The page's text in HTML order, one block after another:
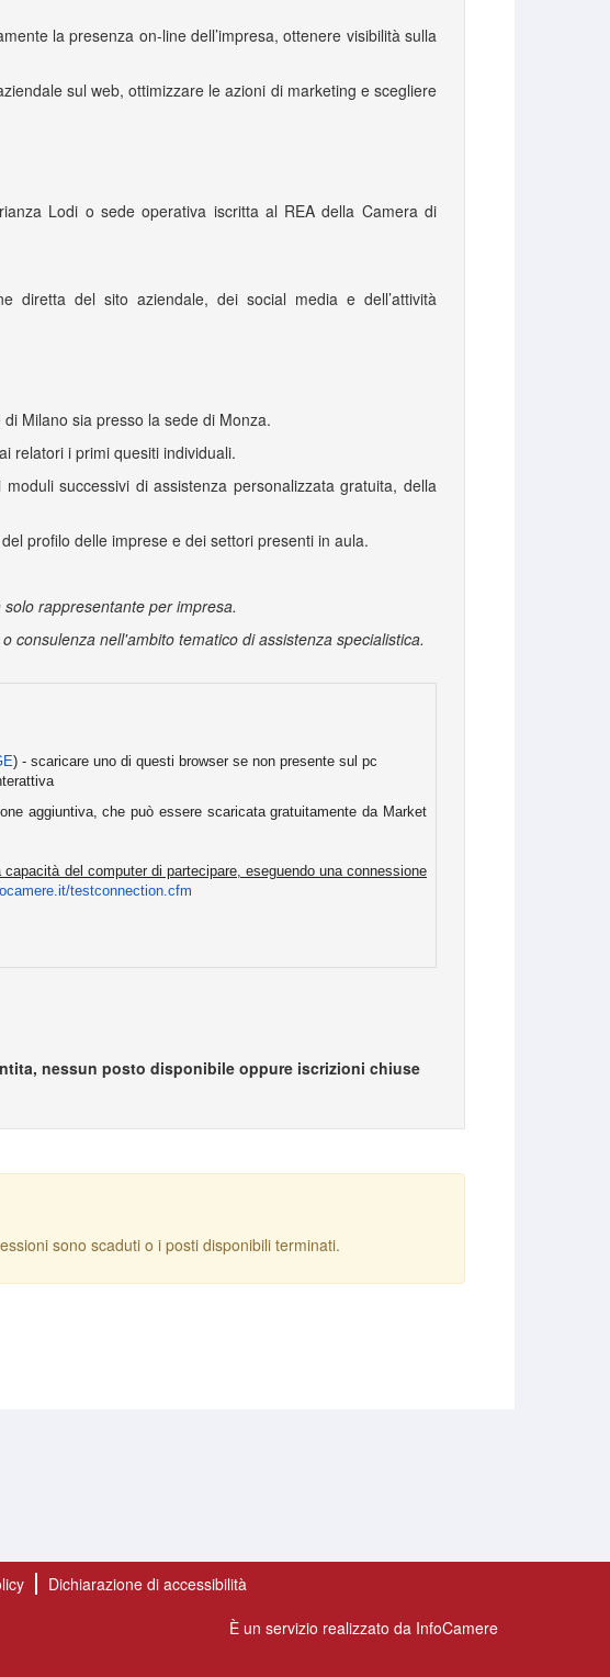
la presenza on-line dell’impresa, ottenere visibilità sulla
sul web, ottimizzare le azioni di marketing e scegliere
Lodi o sede operativa iscritta al REA della Camera di
diretta del sito aziendale, dei social media e dell’attività
Milano sia presso la sede di Monza.
relatori i primi quesiti individuali.
successivi di assistenza personalizzata gratuita, della
profilo delle imprese e dei settori presenti in aula.
rappresentante per impresa.
consulenza nell'ambito tematico di assistenza specialistica.
) - scaricare uno di questi browser se non presente sul pc
aggiuntiva, che può essere scaricata gratuitamente da Market
del computer di partecipare, eseguendo una connessione
testconnection. cfm
nessun posto disponibile oppure iscrizioni chiuse
sono scaduti o i posti disponibili terminati.
Dichiarazione di accessibilità
È un servizio realizzato da InfoCamere